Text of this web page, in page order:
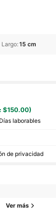
Largo:15 cm
$150.00)
laborables
de privacidad
Ver más